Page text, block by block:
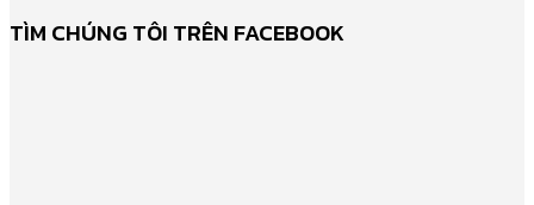
TÌM CHÚNG TÔI TRÊN FACEBOOK